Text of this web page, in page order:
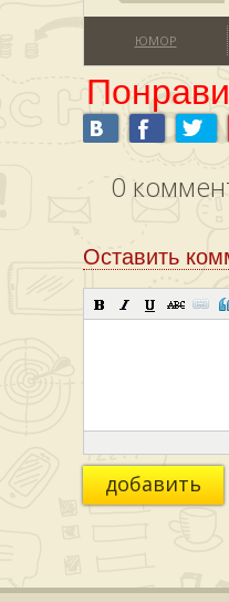
ЮМОР
0
Оставить
добавить